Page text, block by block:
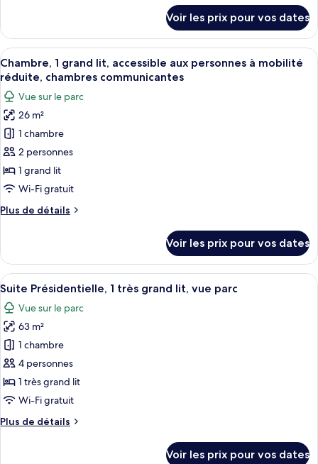
grand
lit
le
type
de
chambre
Chambre
Premium,
grand
lit
Voir les prix pour vos dates
Afficher
toutes
les
photos
pour
ce
type
de
chambre :
1
accessible
aux
personnes
à
mobilité
réduite,
chambres
communicantes
Une chambre d’hôtel dotée d’un
4
Chambre, 1 grand lit, accessible aux personnes à mobilité
réduite, chambres communicantes
Vue sur le parc
26 m²
1 chambre
2 personnes
1 grand lit
Wi-Fi gratuit
Plus de détails
Plus
le
type
de
Chambre,
grand
lit,
accessible
aux
personnes
à
réduite,
Voir les prix pour vos dates
Afficher
toutes
les
photos
pour
ce
type
de
chambre :
Suite
Une chambre d’hôtel avec un
8
Suite Présidentielle, 1 très grand lit, vue parc
Vue sur le parc
63 m²
1 chambre
4 personnes
1 très grand lit
Wi-Fi gratuit
Plus de détails
Plus
Voir les prix pour vos dates